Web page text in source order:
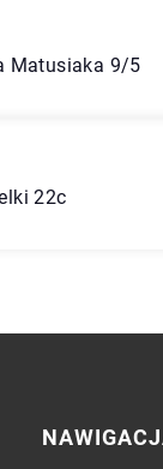
Matusiaka 9/5
22c